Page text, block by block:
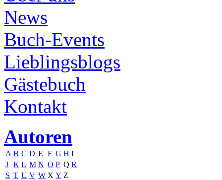
News
Buch-Events
Lieblingsblogs
Gästebuch
Kontakt
Autoren
A B C D E F G H I
J K L M N O P Q R
S T U V W X Y Z